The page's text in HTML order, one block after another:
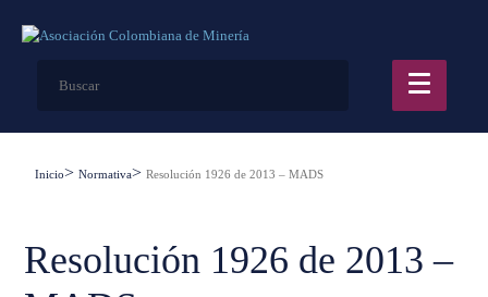
Inicio Normativa Resolución 1926 de 2013 – MADS
Resolución 1926 de 2013 –